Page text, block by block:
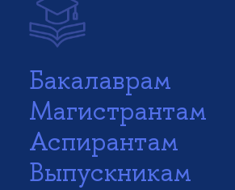
Бакалаврам
Магистрантам
Аспирантам
Выпускникам